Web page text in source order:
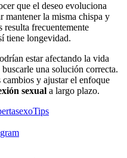
que el deseo evoluciona
mantener la misma chispa y
resulta frecuentemente
tiene longevidad.
estar afectando la vida
una solución correcta.
y ajustar el enfoque
sexual a largo plazo.
sexoTips